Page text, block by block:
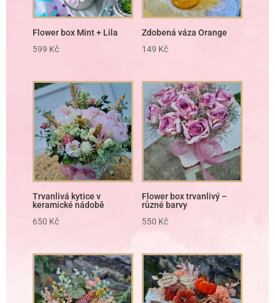
Flower box Mint + Lila
599 Kč
Zdobená váza Orange
149 Kč
Trvanlivá kytice v
keramické nádobě
650 Kč
Flower box trvanlivý –
různé barvy
550 Kč